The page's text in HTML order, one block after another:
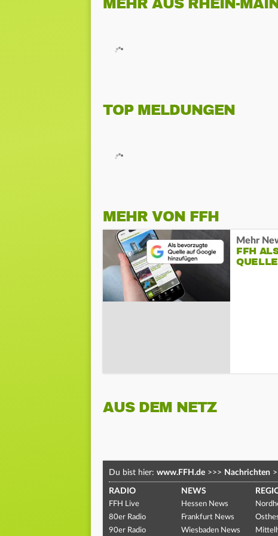
MEHR AUS RHEIN-
TOP MELDUNGEN
MEHR VON FFH
Mehr
FFH
AUS DEM NETZ
Du bist hier: www.FFH.de >>> Nachrichten
RADIO
FFH Live
80er Radio
90er Radio
NEWS
Hessen News
Frankfurt News
Wiesbaden News